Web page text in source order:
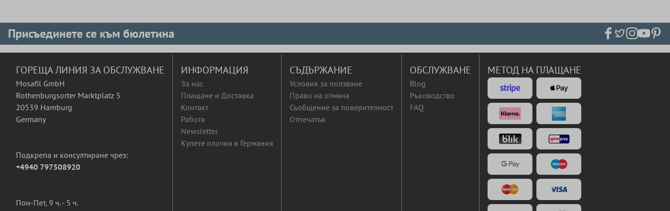
Присъединете се към бюлетина
ГОРЕЩА ЛИНИЯ ЗА ОБСЛУЖВАНЕ
Mosafil GmbH
Rothenburgsorter Marktplatz 5
20539 Hamburg
Germany
Подкрепа и консултиране чрез:
+4940 797508920
Пон-Пет, 9 ч. - 5 ч.
ИНФОРМАЦИЯ
За нас
Плащане и Доставка
Контакт
Работа
Newsletter
Купете плочки в Германия
СЪДЪРЖАНИЕ
Условия за ползване
Право на отмяна
Съобщение за поверителност
Отпечатък
ОБСЛУЖВАНЕ
Blog
Ръководство
FAQ
МЕТОД НА ПЛАЩАНЕ